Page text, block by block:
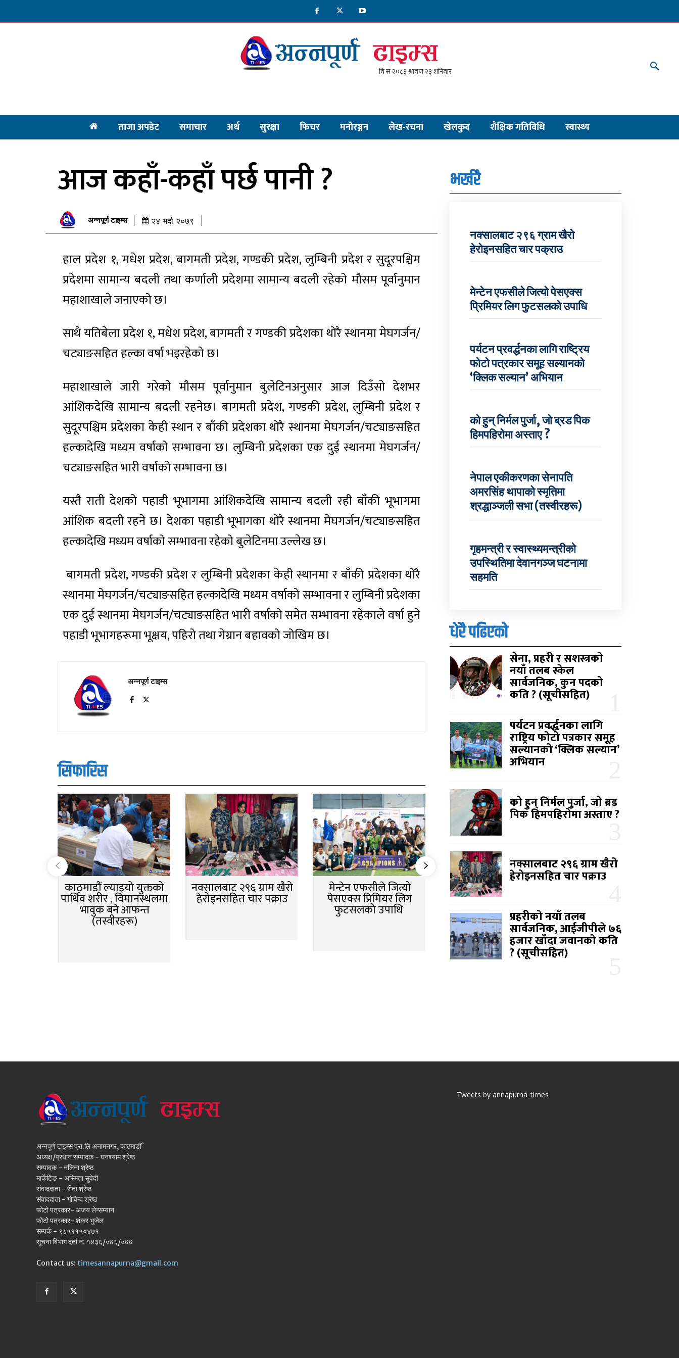
ताजा अपडेट समाचार अर्थ सुरक्षा फिचर मनाेरञ्जन लेख-रचना खेलकुद शैक्षिक गतिविधि स्वास्थ्य
आज कहाँ-कहाँ पर्छ पानी ?
अन्नपूर्ण टाइम्स २४ भदौ २०७९
हाल प्रदेश १, मधेश प्रदेश, बागमती प्रदेश, गण्डकी प्रदेश, लुम्बिनी प्रदेश र सुदूरपश्चिम
प्रदेशमा सामान्य बदली तथा कर्णाली प्रदेशमा सामान्य बदली रहेको मौसम पूर्वानुमान
महाशाखाले जनाएको छ।
साथै यतिबेला प्रदेश १, मधेश प्रदेश, बागमती र गण्डकी प्रदेशका थोरै स्थानमा मेघगर्जन/
चट्याङसहित हल्का वर्षा भइरहेको छ।
महाशाखाले जारी गरेको मौसम पूर्वानुमान बुलेटिनअनुसार आज दिउँसो देशभर
आंशिकदेखि सामान्य बदली रहनेछ। बागमती प्रदेश, गण्डकी प्रदेश, लुम्बिनी प्रदेश र
सुदूरपश्चिम प्रदेशका केही स्थान र बाँकी प्रदेशका थोरै स्थानमा मेघगर्जन/चट्याङसहित
हल्कादेखि मध्यम वर्षाको सम्भावना छ। लुम्बिनी प्रदेशका एक दुई स्थानमा मेघगर्जन/
चट्याङसहित भारी वर्षाको सम्भावना छ।
यस्तै राती देशको पहाडी भूभागमा आंशिकदेखि सामान्य बदली रही बाँकी भूभागमा
आंशिक बदली रहने छ। देशका पहाडी भूभागका थोरै स्थानमा मेघगर्जन/चट्याङसहित
हल्कादेखि मध्यम वर्षाको सम्भावना रहेको बुलेटिनमा उल्लेख छ।
बागमती प्रदेश, गण्डकी प्रदेश र लुम्बिनी प्रदेशका केही स्थानमा र बाँकी प्रदेशका थोरै
स्थानमा मेघगर्जन/चट्याङसहित हल्कादेखि मध्यम वर्षाको सम्भावना र लुम्बिनी प्रदेशका
एक दुई स्थानमा मेघगर्जन/चट्याङसहित भारी वर्षाको समेत सम्भावना रहेकाले वर्षा हुने
पहाडी भूभागहरूमा भूक्षय, पहिरो तथा गेग्रान बहावको जोखिम छ।
अन्नपूर्ण टाइम्स
सिफारिस
काठमाडौं ल्याइयो युक्तको
पार्थिव शरीर , विमानस्थलमा
भावुक बने आफन्त
(तस्वीरहरू)
नक्सालबाट २९६ ग्राम खैरो
हेरोइनसहित चार पक्राउ
मेन्टेन एफसीले जित्यो
पेसएक्स प्रिमियर लिग
फुटसलको उपाधि
भर्खरै
नक्सालबाट २९६ ग्राम खैरो
हेरोइनसहित चार पक्राउ
मेन्टेन एफसीले जित्यो पेसएक्स
प्रिमियर लिग फुटसलको उपाधि
पर्यटन प्रवर्द्धनका लागि राष्ट्रिय
फोटो पत्रकार समूह सल्यानको
‘क्लिक सल्यान’ अभियान
को हुन् निर्मल पुर्जा, जो ब्रड पिक
हिमपहिरोमा अस्ताए ?
नेपाल एकीकरणका सेनापति
अमरसिंह थापाको स्मृतिमा
श्रद्धाञ्जली सभा (तस्वीरहरू)
गृहमन्त्री र स्वास्थ्यमन्त्रीको
उपस्थितिमा देवानगञ्ज घटनामा
सहमति
धेरै पढिएको
सेना, प्रहरी र सशस्त्रको
नयाँ तलब स्केल
सार्वजनिक, कुन पदको
कति ? (सूचीसहित)
पर्यटन प्रवर्द्धनका लागि
राष्ट्रिय फोटो पत्रकार समूह
सल्यानको ‘क्लिक सल्यान’
अभियान
को हुन् निर्मल पुर्जा, जो ब्रड
पिक हिमपहिरोमा अस्ताए ?
नक्सालबाट २९६ ग्राम खैरो
हेरोइनसहित चार पक्राउ
प्रहरीको नयाँ तलब
सार्वजनिक, आईजीपीले ७६
हजार खाँदा जवानको कति
? (सूचीसहित)
अन्नपूर्ण टाइम्स प्रा.लि अनामनगर, काठमाडौँ
अध्यक्ष/प्रधान सम्पादक - घनश्याम श्रेष्ठ
सम्पादक - नलिना श्रेष्ठ
मार्केटिङ - अस्मिता सुवेदी
संवाददाता - रीता श्रेष्ठ
संवाददाता - गोविन्द श्रेष्ठ
फोटो पत्रकार- अजय लेन्सम्यान
फोटो पत्रकार- शंकर भुजेल
सम्पर्क - ९८५११५०४७१
सूचना बिभाग दर्ता न: १४३६/०७६/०७७
Contact us: timesannapurna@gmail.com
Tweets by annapurna_times